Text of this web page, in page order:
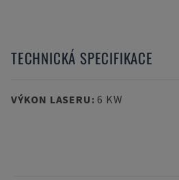
TECHNICKÁ SPECIFIKACE
VÝKON LASERU: 6 KW